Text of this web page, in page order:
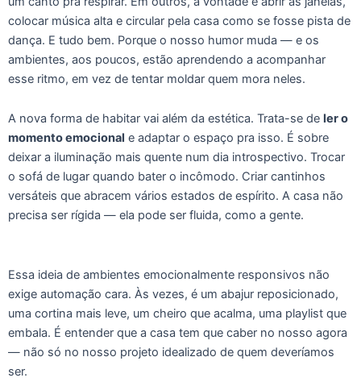
colocar música alta e circular pela casa como se fosse pista de
dança. E tudo bem. Porque o nosso humor muda — e os
ambientes, aos poucos, estão aprendendo a acompanhar
esse ritmo, em vez de tentar moldar quem mora neles.
A nova forma de habitar vai além da estética. Trata-se de ler o
momento emocional e adaptar o espaço pra isso. É sobre
deixar a iluminação mais quente num dia introspectivo. Trocar
o sofá de lugar quando bater o incômodo. Criar cantinhos
versáteis que abracem vários estados de espírito. A casa não
precisa ser rígida — ela pode ser fluida, como a gente.
Essa ideia de ambientes emocionalmente responsivos não
exige automação cara. Às vezes, é um abajur reposicionado,
uma cortina mais leve, um cheiro que acalma, uma playlist que
embala. É entender que a casa tem que caber no nosso agora
— não só no nosso projeto idealizado de quem deveríamos
ser.